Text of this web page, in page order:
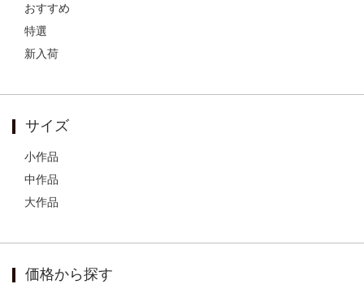
おすすめ
特選
新入荷
サイズ
小作品
中作品
大作品
価格から探す